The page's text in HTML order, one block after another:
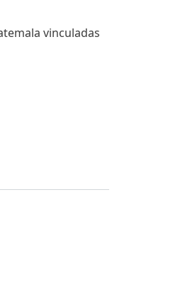
vinculadas